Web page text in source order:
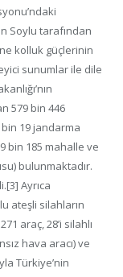
Soylu tarafından
kolluk güçlerinin
sunumlar ile dile
579 bin 446
19 jandarma
bin 185 mahalle ve
bulunmaktadır.
Ayrıca
ateşli silahların
araç, 28’i silahlı
hava aracı) ve
Türkiye’nin